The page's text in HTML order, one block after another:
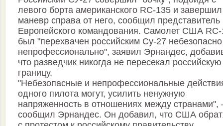
левого борта американского RC-135 и завершил
маневр справа от него, сообщил представитель
Европейского командования. Самолет США RC-
был "перехвачен российским Су-27
непрофессионально", заявил Эрнандес,
что разведчик никогда не пересекал российскую
границу.
"Небезопасные и непрофессиональные
одного пилота могут, усилить ненужную
напряженность в отношениях между
сообщил Эрнандес. Он добавил, что США